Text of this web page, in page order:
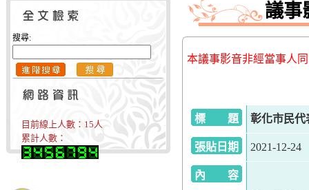
搜尋:
目前線上人數： 15人
累計人數：
議事
本議事影音非經當事人
標 題 彰化市民代
張貼日期 2021-12-24
內 容